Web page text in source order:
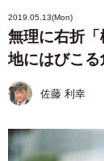
2019.05.13(Mon)
無理に右折
地にはびこ
佐藤 利幸